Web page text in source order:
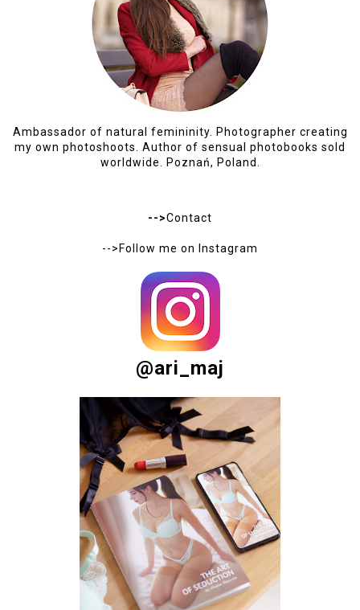
Ambassador of natural femininity. Photographer creating
my own photoshoots. Author of sensual photobooks sold
worldwide. Poznań, Poland.
-->Contact
-->Follow me on Instagram
@ari_maj